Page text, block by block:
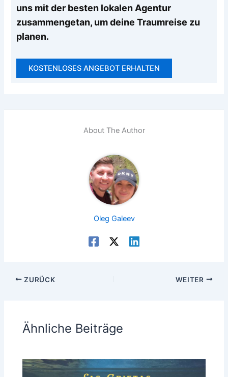
uns mit der besten lokalen Agentur
zusammengetan, um deine Traumreise zu
planen.
KOSTENLOSES ANGEBOT ERHALTEN
About The Author
Oleg Galeev
ZURÜCK WEITER
Ähnliche Beiträge